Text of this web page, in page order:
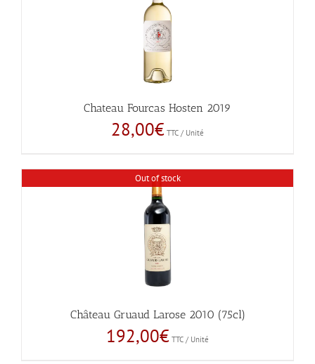
Chateau Fourcas Hosten 2019
28,00€ TTC / Unité
Out of stock
Château Gruaud Larose 2010 (75cl)
192,00€ TTC / Unité